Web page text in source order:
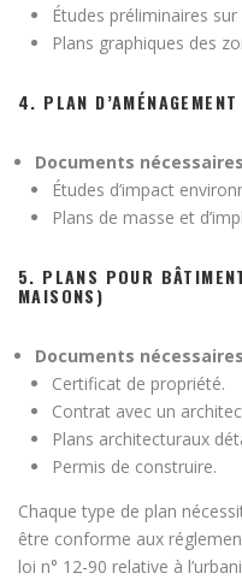
Études préliminaires
Plans graphiques des
4. PLAN
Documents nécessaires
Études d’impact
Plans de masse et
5. PLANS POUR
MAISONS)
Documents nécessaires
Certificat de propriété.
Contrat avec un
Plans architecturaux
Permis de construire.
Chaque type de plan
être conforme aux
loi n° 12-90 relative à